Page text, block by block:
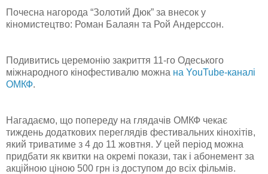
Почесна нагорода “Золотий Дюк” за внесок у
кіномистецтво: Роман Балаян та Рой Андерссон.
Подивитись церемонію закриття 11-го Одеського
міжнародного кінофестивалю можна на YouTube-каналі
ОМКФ.
Нагадаємо, що попереду на глядачів ОМКФ чекає
тиждень додаткових переглядів фестивальних кінохітів,
який триватиме з 4 до 11 жовтня. У цей період можна
придбати як квитки на окремі покази, так і абонемент за
акційною ціною 500 грн із доступом до всіх фільмів.